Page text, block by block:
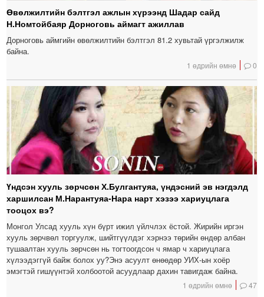
Өвөлжилтийн бэлтгэл ажлын хүрээнд Шадар сайд
Н.Номтойбаяр Дорноговь аймагт ажиллав
Дорноговь аймгийн өвөлжилтийн бэлтгэл 81.2 хувьтай үргэлжилж
байна.
1 өдрийн өмнө 0
Үндсэн хууль зөрчсөн Х.Булгантуяа, үндэсний эв нэгдэлд
харшилсан М.Нарантуяа-Нара нарт хэзээ хариуцлага
тооцох вэ?
Монгол Улсад хууль хүн бүрт ижил үйлчлэх ёстой. Жирийн иргэн
хууль зөрчвөл торгуулж, шийтгүүлдэг хэрнээ төрийн өндөр албан
тушаалтан хууль зөрчсөн нь тогтоогдсон ч ямар ч хариуцлага
хүлээдэггүй байж болох уу?Энэ асуулт өнөөдөр УИХ-ын хоёр
эмэгтэй гишүүнтэй холбоотой асуудлаар дахин тавигдаж байна.
1 өдрийн өмнө 47